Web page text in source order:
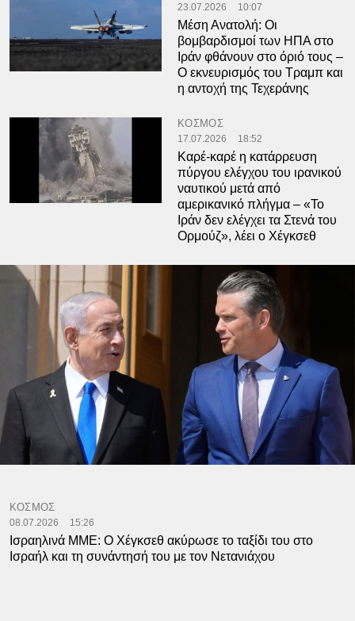
23.07.2026 10:07
Μέση Ανατολή: Οι
βομβαρδισμοί των ΗΠΑ στο
Ιράν φθάνουν στο όριό τους –
Ο εκνευρισμός του Τραμπ και
η αντοχή της Τεχεράνης
ΚΟΣΜΟΣ
17.07.2026 18:52
Καρέ-καρέ η κατάρρευση
πύργου ελέγχου του ιρανικού
ναυτικού μετά από
αμερικανικό πλήγμα – «Το
Ιράν δεν ελέγχει τα Στενά του
Ορμούζ», λέει ο Χέγκσεθ
ΚΟΣΜΟΣ
08.07.2026 15:26
Ισραηλινά ΜΜΕ: Ο Χέγκσεθ ακύρωσε το ταξίδι του στο
Ισραήλ και τη συνάντησή του με τον Νετανιάχου